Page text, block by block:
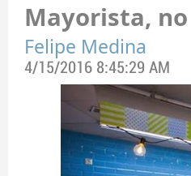
Mayorista,
Felipe Medina
4/15/2016 8:45:29 AM